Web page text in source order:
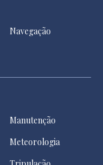
Navegação
Manutenção
Meteorologia